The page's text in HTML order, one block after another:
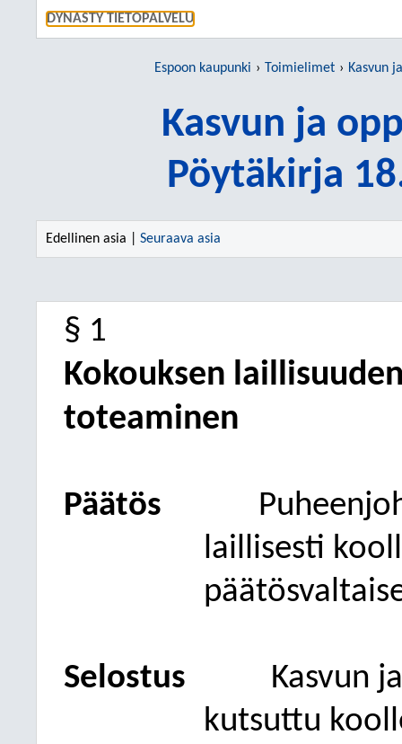
DYNASTY TIETOPALVELU
Espoon kaupunki Toimielimet Kasvun
Kasvun ja
Pöytäkirja
Edellinen asia | Seuraava asia
§ 1
Kokouksen
toteaminen
Päätös
laillisesti
Selostus
Kasvun
kutsuttu